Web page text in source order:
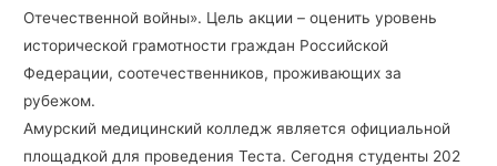
Отечественной войны». Цель акции – оценить уровень
исторической грамотности граждан Российской
Федерации, соотечественников, проживающих за
рубежом.
Амурский медицинский колледж является официальной
площадкой для проведения Теста. Сегодня студенты 202